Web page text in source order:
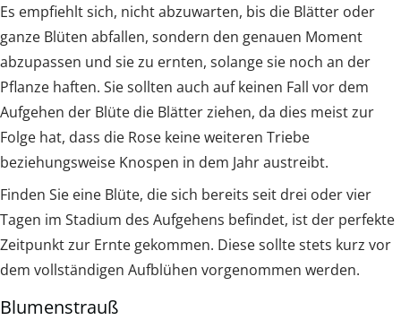
Es empfiehlt sich, nicht abzuwarten, bis die Blätter oder
ganze Blüten abfallen, sondern den genauen Moment
abzupassen und sie zu ernten, solange sie noch an der
Pflanze haften. Sie sollten auch auf keinen Fall vor dem
Aufgehen der Blüte die Blätter ziehen, da dies meist zur
Folge hat, dass die Rose keine weiteren Triebe
beziehungsweise Knospen in dem Jahr austreibt.
Finden Sie eine Blüte, die sich bereits seit drei oder vier
Tagen im Stadium des Aufgehens befindet, ist der perfekte
Zeitpunkt zur Ernte gekommen. Diese sollte stets kurz vor
dem vollständigen Aufblühen vorgenommen werden.
Blumenstrauß